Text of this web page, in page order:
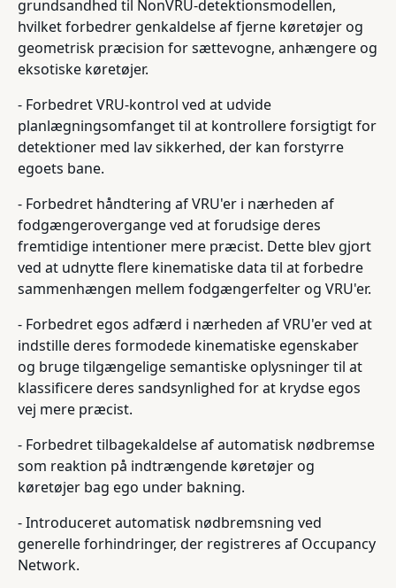
grundsandhed til NonVRU-detektionsmodellen,
hvilket forbedrer genkaldelse af fjerne køretøjer og
geometrisk præcision for sættevogne, anhængere og
eksotiske køretøjer.
- Forbedret VRU-kontrol ved at udvide
planlægningsomfanget til at kontrollere forsigtigt for
detektioner med lav sikkerhed, der kan forstyrre
egoets bane.
- Forbedret håndtering af VRU'er i nærheden af
fodgængerovergange ved at forudsige deres
fremtidige intentioner mere præcist. Dette blev gjort
ved at udnytte flere kinematiske data til at forbedre
sammenhængen mellem fodgængerfelter og VRU'er.
- Forbedret egos adfærd i nærheden af VRU'er ved at
indstille deres formodede kinematiske egenskaber
og bruge tilgængelige semantiske oplysninger til at
klassificere deres sandsynlighed for at krydse egos
vej mere præcist.
- Forbedret tilbagekaldelse af automatisk nødbremse
som reaktion på indtrængende køretøjer og
køretøjer bag ego under bakning.
- Introduceret automatisk nødbremsning ved
generelle forhindringer, der registreres af Occupancy
Network.